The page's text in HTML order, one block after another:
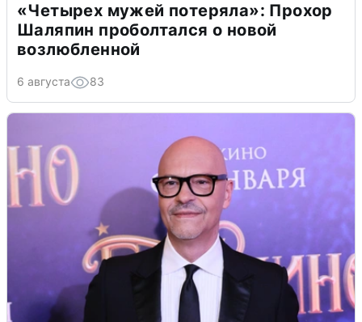
«Четырех мужей потеряла»: Прохор
Шаляпин проболтался о новой
возлюбленной
6 августа 83